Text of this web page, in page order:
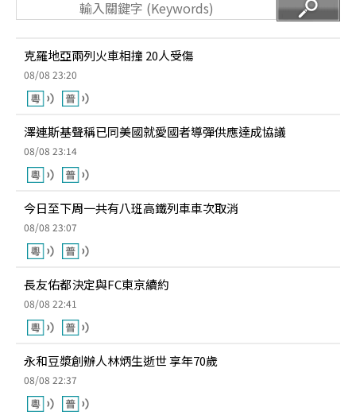
克羅地亞兩列火車相撞 20人受傷
08/08 23:20
澤連斯基聲稱已同美國就愛國者導彈供應達成協議
08/08 23:14
今日至下周一共有八班高鐵列車車次取消
08/08 23:07
長友佑都決定與FC東京續約
08/08 22:41
永和豆漿創辦人林炳生逝世 享年70歲
08/08 22:37